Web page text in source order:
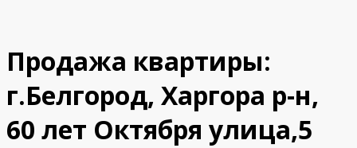
Продажа квартиры:
г.Белгород, Харгора р-н,
60 лет Октября улица,5